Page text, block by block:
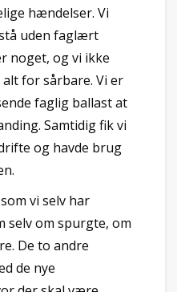
hændelser. Vi
uden faglært
noget, og vi ikke
for sårbare. Vi er
faglig ballast at
Samtidig fik vi
og havde brug
vi selv har
selv om spurgte, om
De to andre
de nye